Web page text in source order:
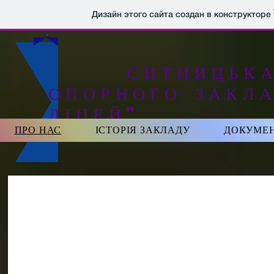
Дизайн этого сайта создан в конструкторе
СИТНИЦЬКА
ОПОРНОГО
ЛІЦЕЙ"​
ПРО НАС ІСТОРІЯ ЗАКЛАДУ